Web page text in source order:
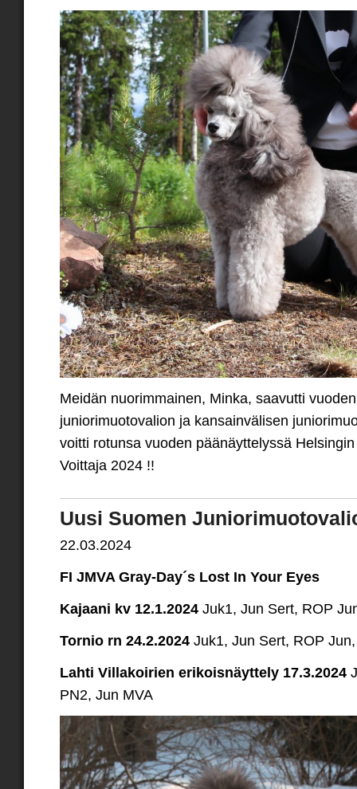
Meidän nuorimmainen, Minka, saavutti
juniorimuotovalion ja kansainvälisen
voitti rotunsa vuoden päänäyttelyssä
Voittaja 2024 !!
Uusi Suomen
22.03.2024
FI JMVA Gray-Day´s Lost In Your Eyes
Kajaani kv 12.1.2024 Juk1, Jun Sert, ROP
Tornio rn 24.2.2024 Juk1, Jun Sert, ROP
Lahti Villakoirien erikoisnäyttely 17.3.2024
PN2, Jun MVA